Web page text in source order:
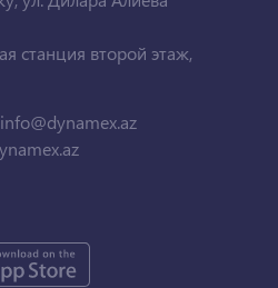
станция второй этаж,
info@dynamex.az